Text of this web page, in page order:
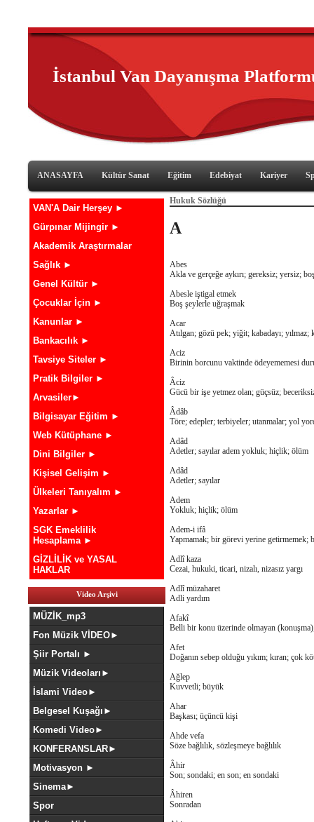
İstanbul Van Dayanışma
ANASAYFA Kültür Sanat Eğitim Edebiyat Kariyer
VAN'A Dair Herşey ►
Gürpınar Mijingir ►
Akademik Araştırmalar
Sağlık ►
Genel Kültür ►
Çocuklar İçin ►
Kanunlar ►
Bankacılık ►
Tavsiye Siteler ►
Pratik Bilgiler ►
Arvasiler►
Bilgisayar Eğitim ►
Web Kütüphane ►
Dini Bilgiler ►
Kişisel Gelişim ►
Ülkeleri Tanıyalım ►
Yazarlar ►
SGK Emeklilik
Hesaplama ►
GİZLİLİK ve YASAL
HAKLAR
Video Arşivi
MÜZİK_mp3
Fon Müzik VİDEO►
Şiir Portalı ►
Müzik Videoları►
İslami Video►
Belgesel Kuşağı►
Komedi Video►
KONFERANSLAR►
Motivasyon ►
Sinema►
Spor
Hukuk Sözlüğü
A
Abes
Akla ve gerçeğe aykırı; gereksiz; yersiz;
Abesle iştigal etmek
Boş şeylerle uğraşmak
Acar
Atılgan; gözü pek; yiğit; kabadayı; yılmaz;
Aciz
Birinin borcunu vaktinde ödeyememesi
Âciz
Gücü bir işe yetmez olan; güçsüz;
Âdâb
Töre; edepler; terbiyeler; utanmalar; yol
Adâd
Adetler; sayılar adem yokluk; hiçlik; ölüm
Adâd
Adetler; sayılar
Adem
Yokluk; hiçlik; ölüm
Adem-i ifâ
Yapmamak; bir görevi yerine getirmemek;
Adlî kaza
Cezai, hukuki, ticari, nizalı, nizasız yargı
Adlî müzaharet
Adli yardım
Afakî
Belli bir konu üzerinde olmayan
Afet
Doğanın sebep olduğu yıkım; kıran; çok
Ağlep
Kuvvetli; büyük
Ahar
Başkası; üçüncü kişi
Ahde vefa
Söze bağlılık, sözleşmeye bağlılık
Âhir
Son; sondaki; en son; en sondaki
Âhiren
Sonradan